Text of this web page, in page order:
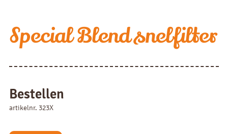
Special Blend snelfilter
Bestellen
artikelnr. 323X